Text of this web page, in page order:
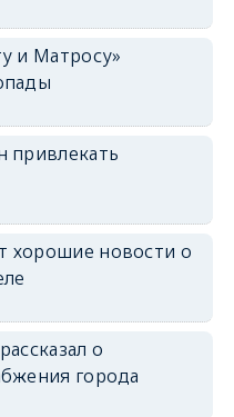
и Матросу»
привлекать
хорошие новости о
о
города